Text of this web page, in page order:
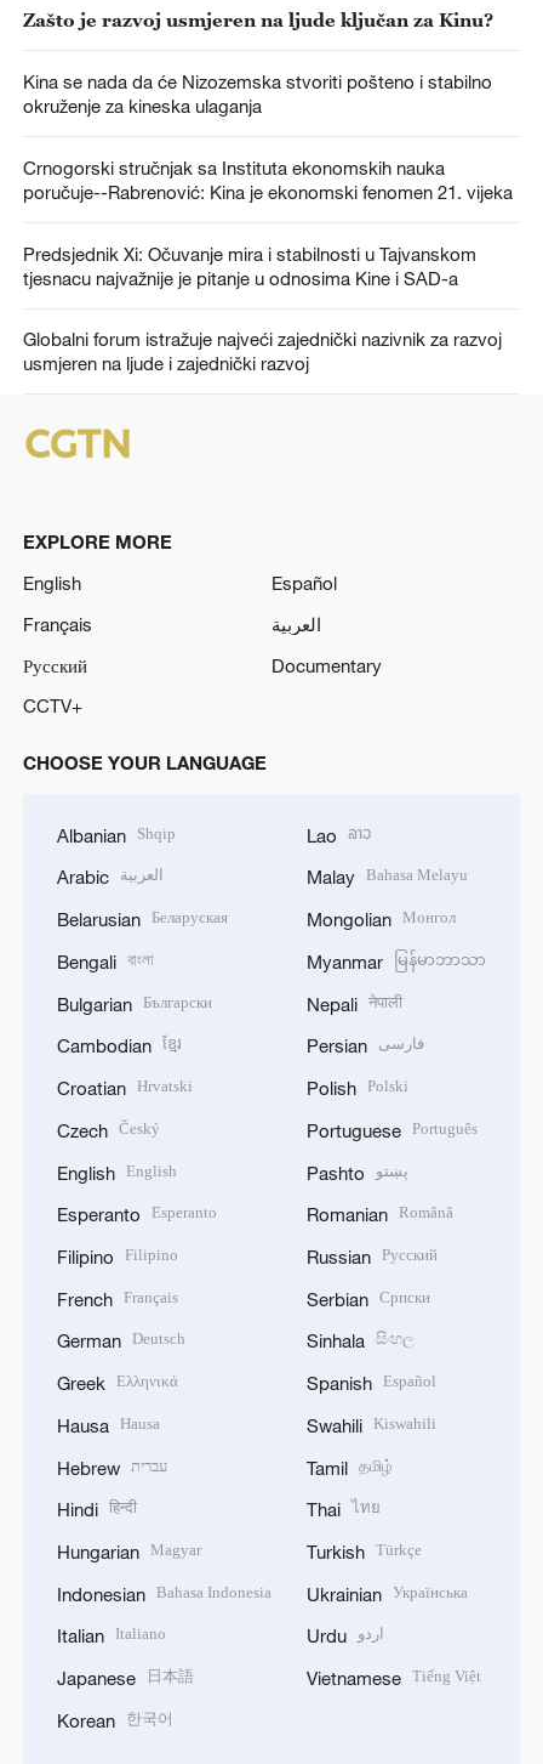
Zašto je razvoj usmjeren na ljude ključan za Kinu?
Kina se nada da će Nizozemska stvoriti pošteno i stabilno
okruženje za kineska ulaganja
Crnogorski stručnjak sa Instituta ekonomskih nauka
poručuje--Rabrenović: Kina je ekonomski fenomen 21. vijeka
Predsjednik Xi: Očuvanje mira i stabilnosti u Tajvanskom
tjesnacu najvažnije je pitanje u odnosima Kine i SAD-a
Globalni forum istražuje najveći zajednički nazivnik za razvoj
usmjeren na ljude i zajednički razvoj
EXPLORE MORE
English
Español
Français
العربية
Русский
Documentary
CCTV+
CHOOSE YOUR LANGUAGE
Albanian Shqip
Arabic العربية
Belarusian Беларуская
Bengali বাংলা
Bulgarian Български
Cambodian ខ្មែរ
Croatian Hrvatski
Czech Český
English English
Esperanto Esperanto
Filipino Filipino
French Français
German Deutsch
Greek Ελληνικά
Hausa Hausa
Hebrew עברית
Hindi हिन्दी
Hungarian Magyar
Indonesian Bahasa Indonesia
Italian Italiano
Japanese 日本語
Korean 한국어
Lao ລາວ
Malay Bahasa Melayu
Mongolian Монгол
Myanmar မြန်မာဘာသာ
Nepali नेपाली
Persian فارسی
Polish Polski
Portuguese Português
Pashto پښتو
Romanian Română
Russian Русский
Serbian Српски
Sinhala සිංහල
Spanish Español
Swahili Kiswahili
Tamil தமிழ்
Thai ไทย
Turkish Türkçe
Ukrainian Українська
Urdu اردو
Vietnamese Tiếng Việt